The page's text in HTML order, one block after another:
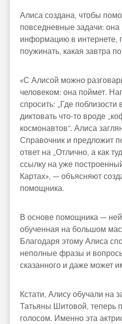
Алиса создана, чтобы
повседневные задачи: она
информацию в интернете,
поужинать, какая завтра
«С Алисой можно
человеком: она поймет.
спросить: „Где
диктовать что-то вроде
космонавтов“. Алиса
Справочник и предложит
ответ на „Отлично, а как
ссылку на уже
Картах», — объясняют
помощника.
В основе помощника —
обученная на большом
Благодаря этому Алиса
неполные фразы и
сказанного и даже может
Кстати, Алису обучали на
Татьяны Шитовой, теперь
голосом. Именно эта